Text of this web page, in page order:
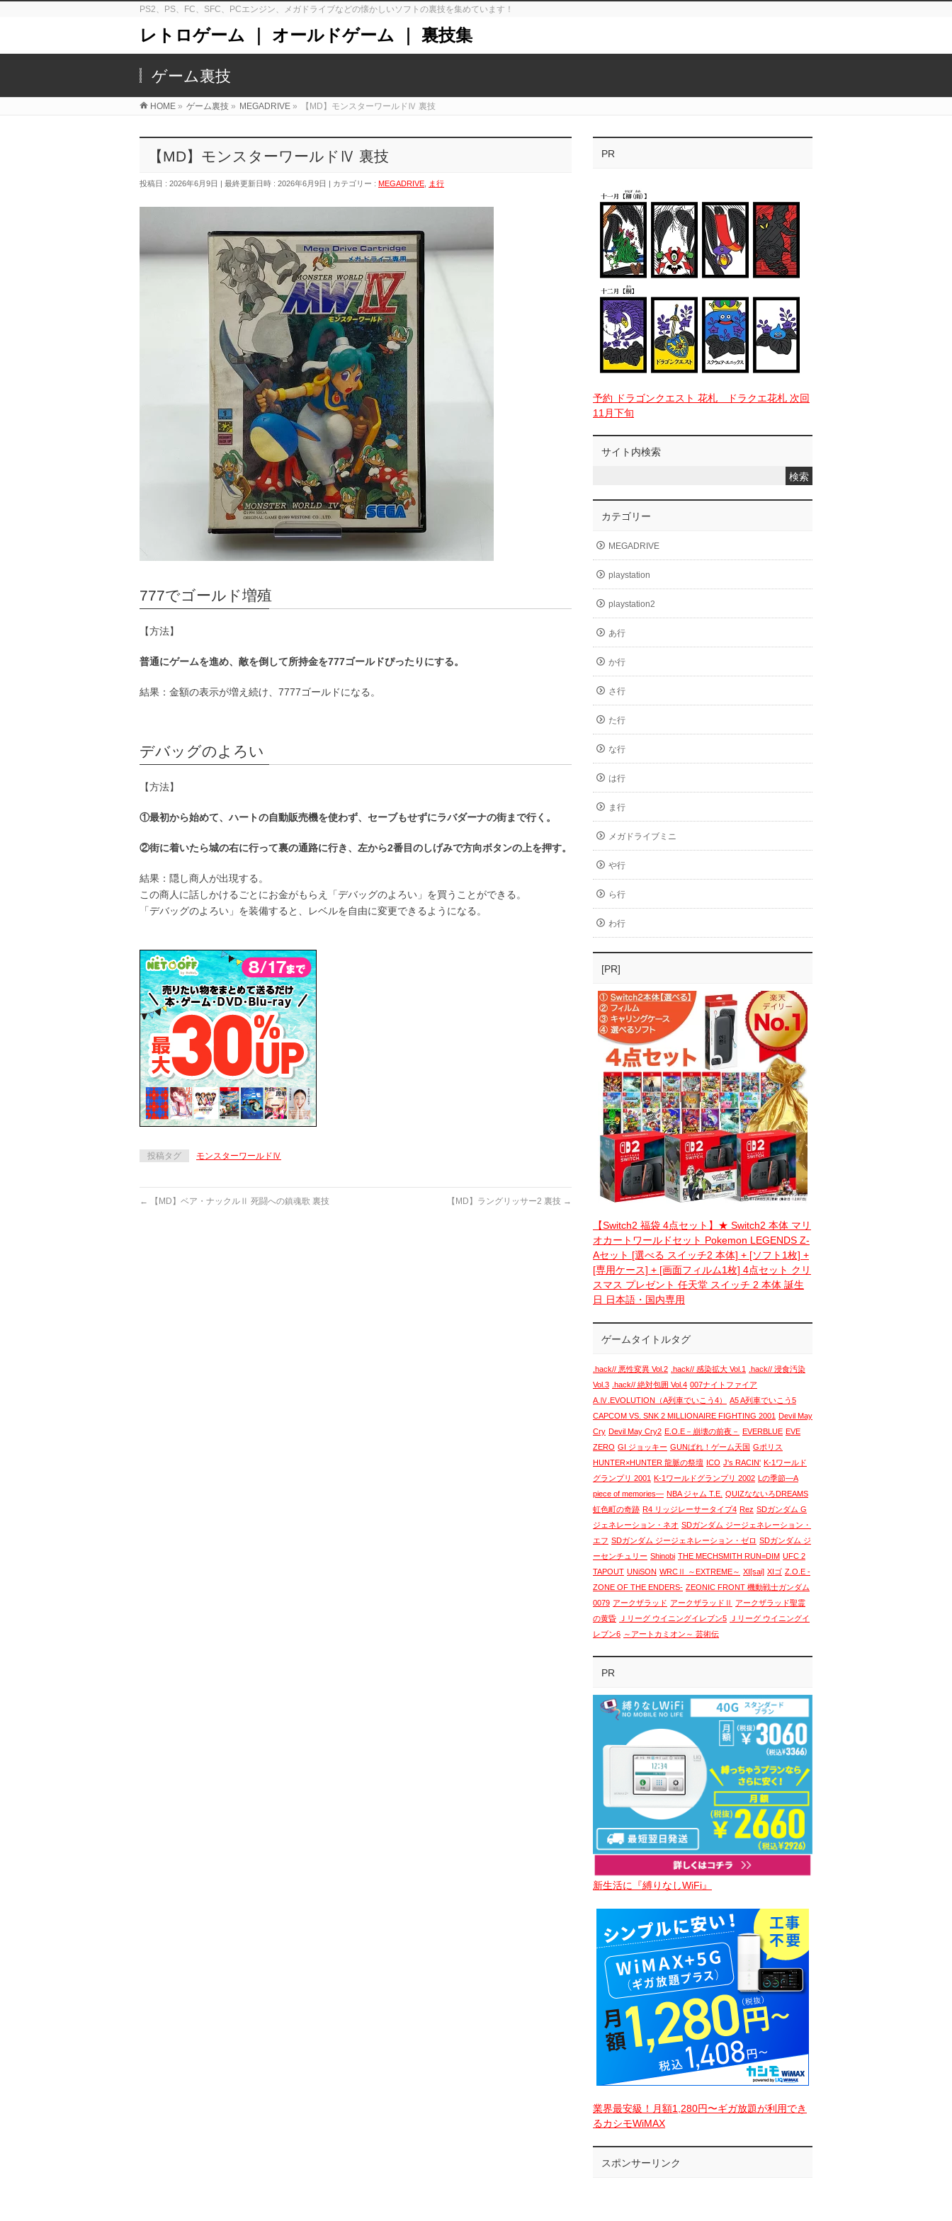
PS2、PS、FC、SFC、PCエンジン、メガドライブなどの懐かしいソフトの裏技を集めています！
レトロゲーム ｜ オールドゲーム ｜ 裏技集
ゲーム裏技
HOME » ゲーム裏技 » MEGADRIVE » 【MD】モンスターワールドⅣ 裏技
【MD】モンスターワールドⅣ 裏技
投稿日 : 2026年6月9日 最終更新日時 : 2026年6月9日 カテゴリー : MEGADRIVE ま行
777でゴールド増殖
【方法】
普通にゲームを進め、敵を倒して所持金を777ゴールドぴったりにする。
結果：金額の表示が増え続け、7777ゴールドになる。
デバッグのよろい
【方法】
①最初から始めて、ハートの自動販売機を使わず、セーブもせずにラバダーナの街まで行く。
②街に着いたら城の右に行って裏の通路に行き、左から2番目のしげみで方向ボタンの上を押す。
結果：隠し商人が出現する。
この商人に話しかけるごとにお金がもらえ「デバッグのよろい」を買うことができる。
「デバッグのよろい」を装備すると、レベルを自由に変更できるようになる。
投稿タグ モンスターワールドⅣ
← 【MD】ベア・ナックルⅡ 死闘への鎮魂歌 裏技 【MD】ラングリッサー2 裏技 →
PR
予約 ドラゴンクエスト 花札 ドラクエ花札 次回
11月下旬
サイト内検索
カテゴリー
MEGADRIVE
playstation
playstation2
あ行
か行
さ行
た行
な行
は行
ま行
メガドライブミニ
や行
ら行
わ行
[PR]
【Switch2 福袋 4点セット】★ Switch2 本体 マリ
オカートワールドセット Pokemon LEGENDS Z-
Aセット [選べる スイッチ2 本体] + [ソフト1枚] +
[専用ケース] + [画面フィルム1枚] 4点セット クリ
スマス プレゼント 任天堂 スイッチ 2 本体 誕生
日 日本語・国内専用
ゲームタイトルタグ
.hack// 悪性変異 Vol.2 .hack// 感染拡大 Vol.1
.hack// 浸食汚染
Vol.3 .hack// 絶対包囲 Vol.4 007ナイトファイア
A.Ⅳ.EVOLUTION（A列車でいこう4）
A5 A列車でいこう5
CAPCOM VS. SNK 2 MILLIONAIRE FIGHTING 2001 Devil May
Cry Devil May Cry2 E.O.E－崩壊の前夜－ EVERBLUE EVE
ZERO GI ジョッキー GUNばれ！ゲーム天国 Gポリス
HUNTER×HUNTER 龍脈の祭壇 ICO J's RACIN' K-1ワールド
グランプリ 2001 K-1ワールドグランプリ 2002 Lの季節―A
piece of memories― NBA ジャム T.E. QUIZなないろDREAMS
虹色町の奇跡 R4 リッジレーサータイプ4 Rez SDガンダム G
ジェネレーション・ネオ SDガンダム ジージェネレーション・
エフ SDガンダム ジージェネレーション・ゼロ SDガンダム ジ
ーセンチュリー Shinobi THE MECHSMITH RUN=DIM UFC 2
TAPOUT UNiSON WRCⅡ ～EXTREME～ XI[sai] XIゴ Z.O.E -
ZONE OF THE ENDERS- ZEONIC FRONT 機動戦士ガンダム
0079 アークザラッド アークザラッドⅡ
アークザラッド聖霊
の黄昏
Ｊリーグ ウイニングイレブン5
Ｊリーグ ウイニングイ
レブン6 ～アートカミオン～ 芸術伝
PR
新生活に『縛りなしWiFi』
業界最安級！月額1,280円〜ギガ放題が利用でき
るカシモWiMAX
スポンサーリンク